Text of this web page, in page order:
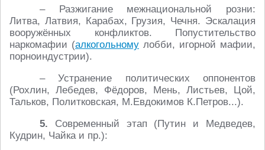
– Разжигание межнациональной розни:
Литва, Латвия, Карабах, Грузия, Чечня. Эскалация
вооружённых конфликтов. Попустительство
наркомафии (алкогольному лобби, игорной мафии,
порноиндустрии).
– Устранение политических оппонентов
(Рохлин, Лебедев, Фёдоров, Мень, Листьев, Цой,
Тальков, Политковская, М.Евдокимов К.Петров...).
5. Современный этап (Путин и Медведев,
Кудрин, Чайка и пр.):